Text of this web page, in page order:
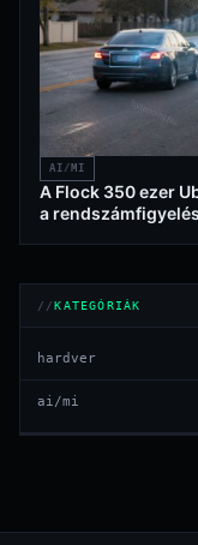
AI/MI
A Flock 350 ezer
a
KATEGÓRIÁK
hardver
ai/mi